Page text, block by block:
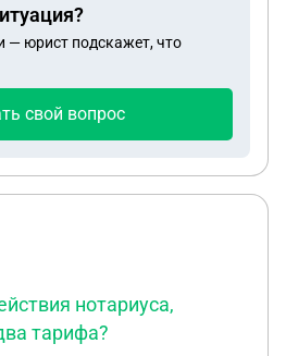
— юрист подскажет, что
свой вопрос
нотариуса,
тарифа?